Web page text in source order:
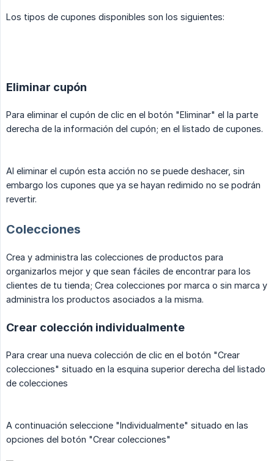
Los tipos de cupones disponibles son los siguientes:
Eliminar cupón
Para eliminar el cupón de clic en el botón "Eliminar" el la parte
derecha de la información del cupón; en el listado de cupones.
Al eliminar el cupón esta acción no se puede deshacer, sin
embargo los cupones que ya se hayan redimido no se podrán
revertir.
Colecciones
Crea y administra las colecciones de productos para
organizarlos mejor y que sean fáciles de encontrar para los
clientes de tu tienda; Crea colecciones por marca o sin marca y
administra los productos asociados a la misma.
Crear colección individualmente
Para crear una nueva colección de clic en el botón "Crear
colecciones" situado en la esquina superior derecha del listado
de colecciones
A continuación seleccione "Individualmente" situado en las
opciones del botón "Crear colecciones"